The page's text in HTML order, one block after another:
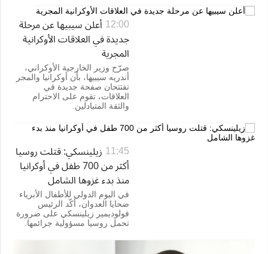
12:00 أعلن سيبيها عن مرحلة
جديدة في العلاقات الأوكرانية
المجرية
صرّح وزير الخارجية الأوكراني،
أندريه سيبيها، بأن أوكرانيا والمجر
تفتتحان صفحة جديدة في
العلاقات، تقوم على الاحترام
والثقة المتبادلين.
11:45 زيلينسكي: قتلت روسيا
أكثر من 700 طفل في أوكرانيا
منذ بدء غزوها الشامل
في اليوم الدولي للأطفال الأبرياء
ضحايا العدوان، أكّد الرئيس
فولوديمير زيلينسكي على ضرورة
تحمل روسيا مسؤولية جرائمها.